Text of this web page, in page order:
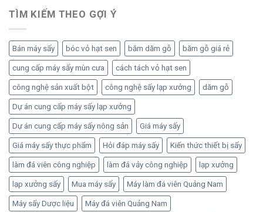
TÌM KIẾM THEO GỢI Ý
Bán máy sấy bóc vỏ hạt sen băm dăm gỗ băm gỗ giá rẻ
cung cấp máy sấy mùn cưa cách tách vỏ hạt sen
công nghệ sản xuất bột công nghệ sấy lạp xưởng dăm gỗ
Dự án cung cấp máy sấy lạp xưởng
Dự án cung cấp máy sấy nông sản Giá máy sấy
Giá máy sấy thực phẩm Hỏi đáp máy sấy Kiến thức thiết bị sấy
làm đá viên công nghiệp làm đá vảy công nghiệp lạp xưởng
lạp xưởng sấy Mua máy sấy Máy làm đá viên Quảng Nam
Máy sấy Dược liệu Máy đá viên Quảng Nam